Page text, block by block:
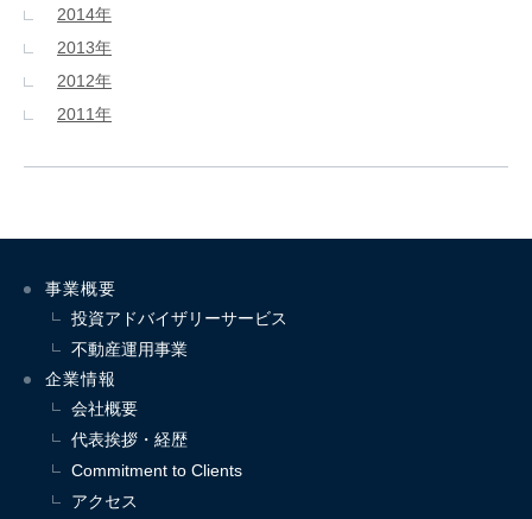
2014年
2013年
2012年
2011年
事業概要
投資アドバイザリーサービス
不動産運用事業
企業情報
会社概要
代表挨拶・経歴
Commitment to Clients
アクセス